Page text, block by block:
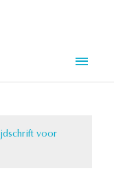
voor